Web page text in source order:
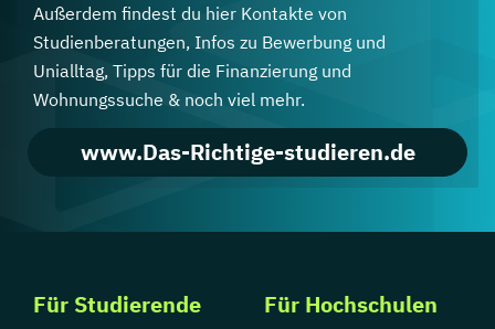
Außerdem findest du hier Kontakte von
Studienberatungen, Infos zu Bewerbung und
Unialltag, Tipps für die Finanzierung und
Wohnungssuche & noch viel mehr.
www.Das-Richtige-studieren.de
Für Studierende Für Hochschulen